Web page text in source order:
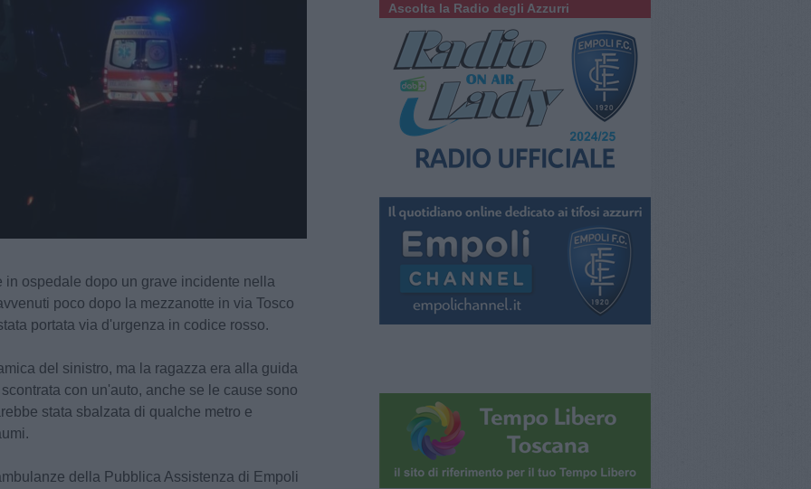
in ospedale dopo un grave incidente nella
poco dopo la mezzanotte in via Tosco
portata via d'urgenza in codice rosso.
del sinistro, ma la ragazza era alla guida
con un'auto, anche se le cause sono
stata sbalzata di qualche metro e
della Pubblica Assistenza di Empoli
Ascolta la Radio degli Azzurri